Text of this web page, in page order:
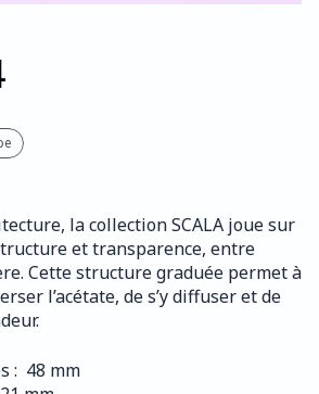
la collection SCALA joue sur
et transparence, entre
Cette structure graduée permet à
l’acétate, de s’y diffuser et de
:  48 mm